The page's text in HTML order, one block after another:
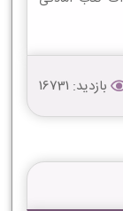
بازدید: 16731